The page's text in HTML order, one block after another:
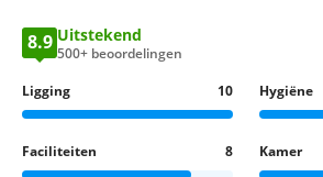
8.9 Uitstekend
500+ beoordelingen
Ligging
10 Hygiëne
Faciliteiten 8 Kamer